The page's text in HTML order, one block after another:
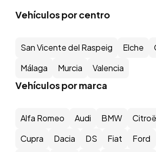
Vehículos por centro
San Vicente del Raspeig Elche
Málaga
Murcia Valencia
Vehículos por marca
Alfa Romeo Audi BMW
Cupra
Dacia DS Fiat Ford